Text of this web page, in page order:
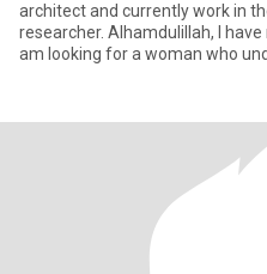
architect and currently work in
researcher. Alhamdulillah, I have
am looking for a woman who